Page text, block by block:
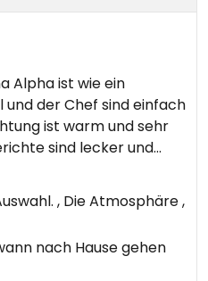
Alpha ist wie ein
und der Chef sind einfach
ist warm und sehr
sind lecker und
Ich hatte zum
einfach
wieder gerne
Karte ja irgendwann
, Die Atmosphäre ,
nach Hause gehen